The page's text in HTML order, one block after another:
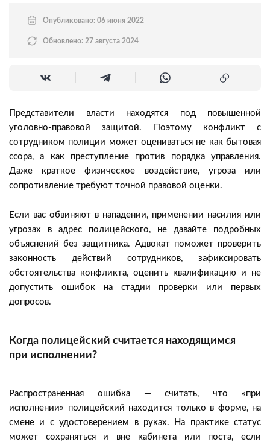
Опубликовано: 06 июня 2022
Обновлено: 27 августа 2024
Представители власти находятся под повышенной
уголовно-правовой защитой. Поэтому конфликт с
сотрудником полиции может оцениваться не как бытовая
ссора, а как преступление против порядка управления.
Даже краткое физическое воздействие, угроза или
сопротивление требуют точной правовой оценки.
Если вас обвиняют в нападении, применении насилия или
угрозах в адрес полицейского, не давайте подробных
объяснений без защитника. Адвокат поможет проверить
законность действий сотрудников, зафиксировать
обстоятельства конфликта, оценить квалификацию и не
допустить ошибок на стадии проверки или первых
допросов.
Когда полицейский считается находящимся
при исполнении?
Распространенная ошибка — считать, что «при
исполнении» полицейский находится только в форме, на
смене и с удостоверением в руках. На практике статус
может сохраняться и вне кабинета или поста, если